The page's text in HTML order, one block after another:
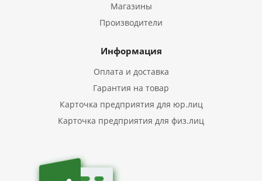
Магазины
Производители
Информация
Оплата и доставка
Гарантия на товар
Карточка предприятия для юр.лиц
Карточка предприятия для физ.лиц